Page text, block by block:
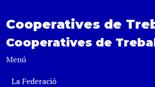
Cooperatives de
Cooperatives de
Menú
La Federació